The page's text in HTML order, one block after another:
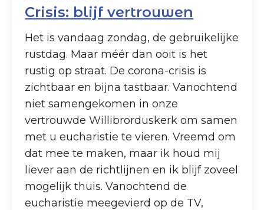
Crisis: blijf vertrouwen
Het is vandaag zondag, de gebruikelijke
rustdag. Maar méér dan ooit is het
rustig op straat. De corona-crisis is
zichtbaar en bijna tastbaar. Vanochtend
niet samengekomen in onze
vertrouwde Willibrorduskerk om samen
met u eucharistie te vieren. Vreemd om
dat mee te maken, maar ik houd mij
liever aan de richtlijnen en ik blijf zoveel
mogelijk thuis. Vanochtend de
eucharistie meegevierd op de TV,